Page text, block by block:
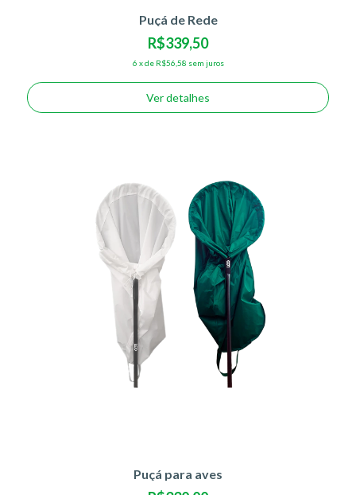
Puçá de Rede
R$339,50
6 xde R$56,58 sem juros
Ver detalhes
Puçá para aves